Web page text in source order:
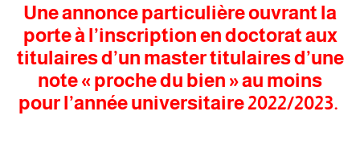
Une annonce particulière ouvrant la
porte à l’inscription en doctorat aux
titulaires d’un master titulaires d’une
note « proche du bien » au moins
pour l’année universitaire 2022/2023.